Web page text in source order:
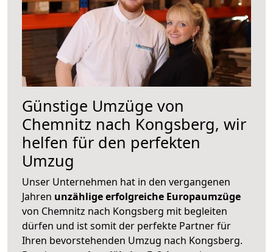
Günstige Umzüge von
Chemnitz nach Kongsberg, wir
helfen für den perfekten
Umzug
Unser Unternehmen hat in den vergangenen
Jahren unzählige erfolgreiche Europaumzüge
von Chemnitz nach Kongsberg mit begleiten
dürfen und ist somit der perfekte Partner für
Ihren bevorstehenden Umzug nach Kongsberg.